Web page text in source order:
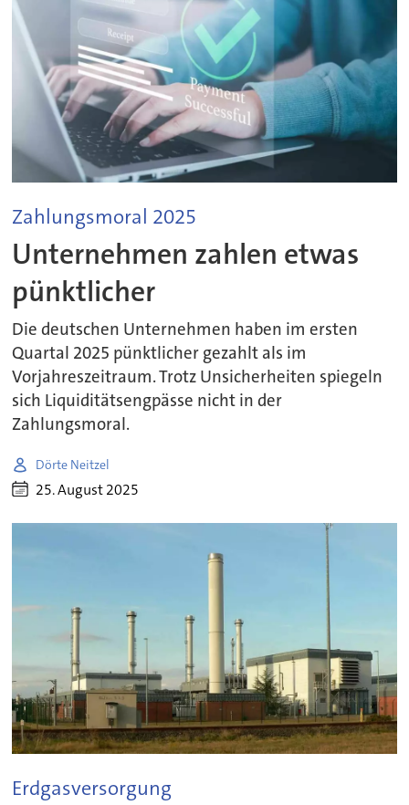
Zahlungsmoral 2025
Unternehmen zahlen etwas
pünktlicher
Die deutschen Unternehmen haben im ersten
Quartal 2025 pünktlicher gezahlt als im
Vorjahreszeitraum. Trotz Unsicherheiten spiegeln
sich Liquiditätsengpässe nicht in der
Zahlungsmoral.
Dörte Neitzel
25. August 2025
Erdgasversorgung